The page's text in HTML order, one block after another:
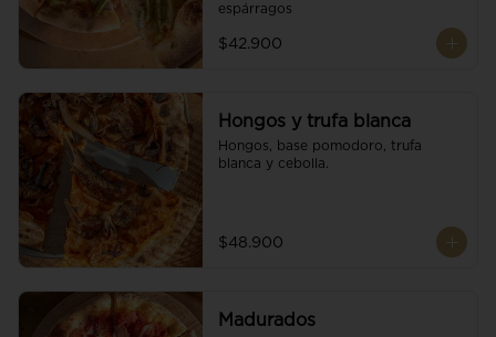
espárragos
$42.900
Hongos y trufa blanca
Hongos, base pomodoro, trufa
blanca y cebolla.
$48.900
Madurados